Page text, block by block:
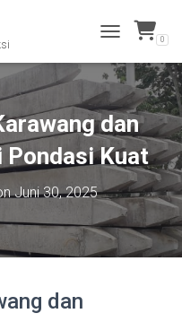
O
G
L
E
N
A
I
G
A
T
0
dan
Pondasi Kuat
Juni 30, 2025
dan